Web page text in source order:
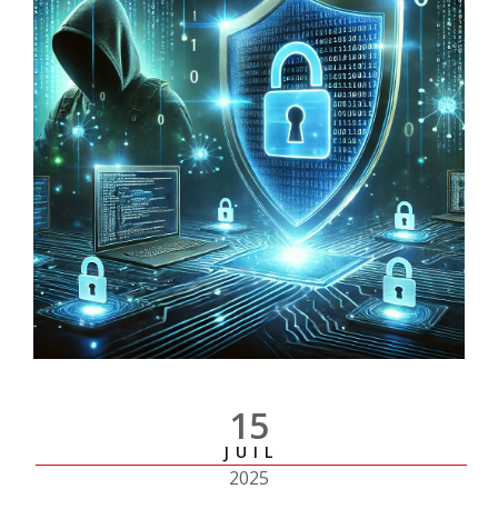
15
JUIL
2025